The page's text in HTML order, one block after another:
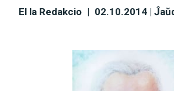
El la Redakcio | 02.10.2014 |